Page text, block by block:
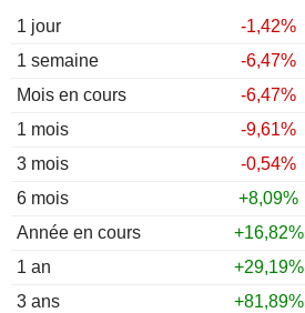
1 jour
-1,42%
1 semaine
-6,47%
Mois en cours
-6,47%
1 mois
-9,61%
3 mois
-0,54%
6 mois
+8,09%
Année en cours
+16,82%
1 an
+29,19%
3 ans
+81,89%